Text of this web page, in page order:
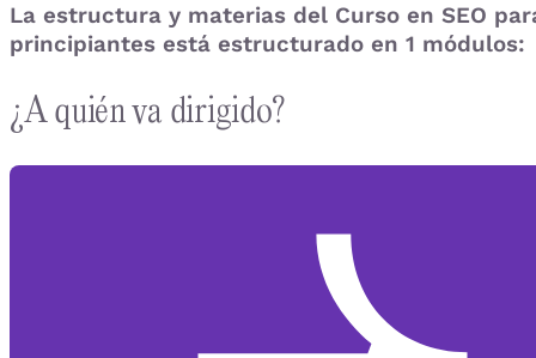
La estructura y materias del Curso en SEO
principiantes está estructurado en 1 módulos:
¿A quién va dirigido?